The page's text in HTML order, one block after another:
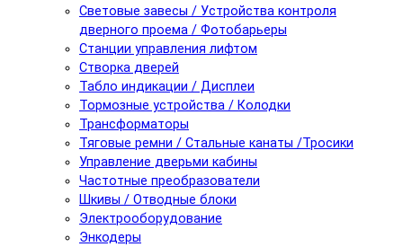
Световые завесы / Устройства контроля
дверного проема / Фотобарьеры
Станции управления лифтом
Створка дверей
Табло индикации / Дисплеи
Тормозные устройства / Колодки
Трансформаторы
Тяговые ремни / Стальные канаты /Тросики
Управление дверьми кабины
Частотные преобразователи
Шкивы / Отводные блоки
Электрооборудование
Энкодеры